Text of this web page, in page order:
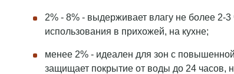
2% - 8% - выдерживает влагу не более 2-3
использования в прихожей, на кухне;
менее 2% - идеален для зон с
защищает покрытие от воды до 24 часов,